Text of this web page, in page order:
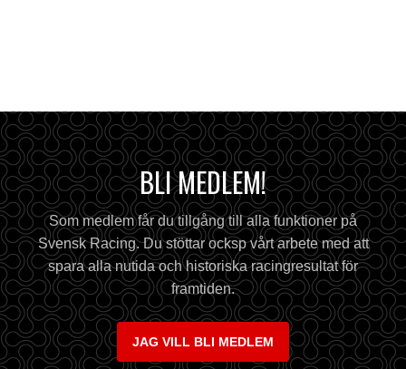
BLI MEDLEM!
Som medlem får du tillgång till alla funktioner på
Svensk Racing. Du stöttar ocksp vårt arbete med att
spara alla nutida och historiska racingresultat för
framtiden.
JAG VILL BLI MEDLEM